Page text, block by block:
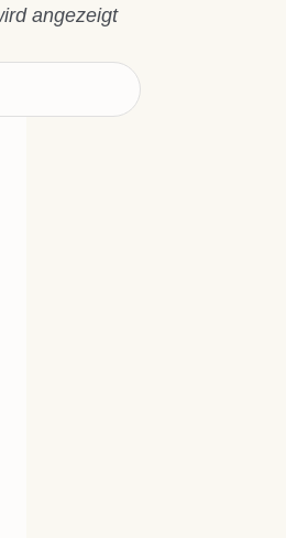
angezeigt